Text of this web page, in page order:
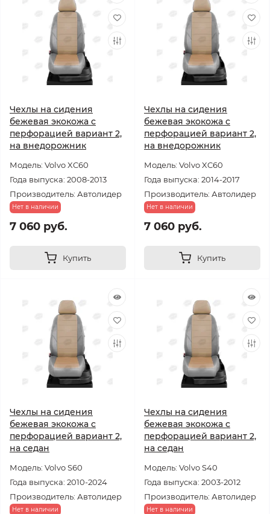
Чехлы на сидения
бежевая экокожа с
перфорацией вариант 2,
на внедорожник
Модель: Volvo XC60
Года выпуска: 2008-2013
Производитель: Автолидер
Нет в наличии
7 060 руб.
Купить
Чехлы на сидения
бежевая экокожа с
перфорацией вариант 2,
на внедорожник
Модель: Volvo XC60
Года выпуска: 2014-2017
Производитель: Автолидер
Нет в наличии
7 060 руб.
Купить
Чехлы на сидения
бежевая экокожа с
перфорацией вариант 2,
на седан
Модель: Volvo S60
Года выпуска: 2010-2024
Производитель: Автолидер
Нет в наличии
Чехлы на сидения
бежевая экокожа с
перфорацией вариант 2,
на седан
Модель: Volvo S40
Года выпуска: 2003-2012
Производитель: Автолидер
Нет в наличии